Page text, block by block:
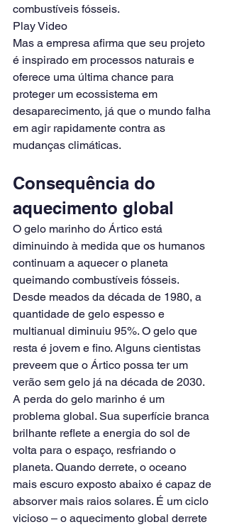
combustíveis fósseis.
Play Video
Mas a empresa afirma que seu projeto
é inspirado em processos naturais e
oferece uma última chance para
proteger um ecossistema em
desaparecimento, já que o mundo falha
em agir rapidamente contra as
mudanças climáticas.
Consequência do
aquecimento global
O gelo marinho do Ártico está
diminuindo à medida que os humanos
continuam a aquecer o planeta
queimando combustíveis fósseis.
Desde meados da década de 1980, a
quantidade de gelo espesso e
multianual diminuiu 95%. O gelo que
resta é jovem e fino. Alguns cientistas
preveem que o Ártico possa ter um
verão sem gelo já na década de 2030.
A perda do gelo marinho é um
problema global. Sua superfície branca
brilhante reflete a energia do sol de
volta para o espaço, resfriando o
planeta. Quando derrete, o oceano
mais escuro exposto abaixo é capaz de
absorver mais raios solares. É um ciclo
vicioso – o aquecimento global derrete